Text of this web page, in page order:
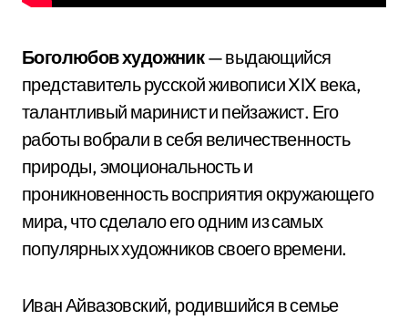
Боголюбов художник— выдающийся
представитель русской живописи XIX века,
талантливый маринист и пейзажист. Его
работы вобрали в себя величественность
природы, эмоциональность и
проникновенность восприятия окружающего
мира, что сделало его одним из самых
популярных художников своего времени.
Иван Айвазовский, родившийся в семье